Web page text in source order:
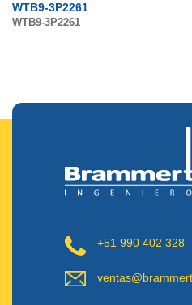
WTB9-3P2261
WTB9-3P2261
+51 990 402 328